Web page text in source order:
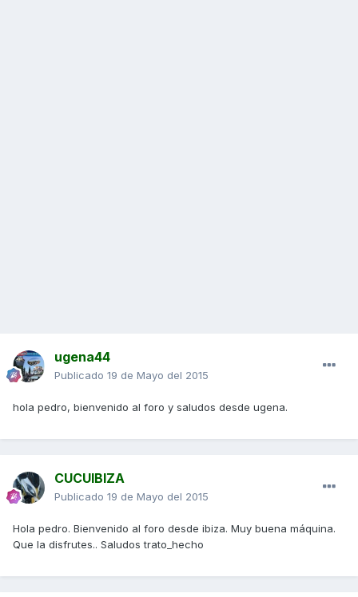
ugena44
Publicado 19 de Mayo del 2015
hola pedro, bienvenido al foro y saludos desde ugena.
CUCUIBIZA
Publicado 19 de Mayo del 2015
Hola pedro. Bienvenido al foro desde ibiza. Muy buena máquina.
Que la disfrutes.. Saludos trato_hecho